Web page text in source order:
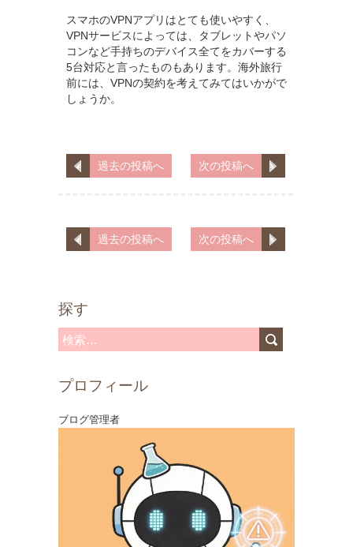
スマホのVPNアプリはとても使いやすく、
VPNサービスによっては、タブレットやパソ
コンなど手持ちのデバイス全てをカバーする
5台対応と言ったものもあります。海外旅行
前には、VPNの契約を考えてみてはいかがで
しょうか。
過去の投稿へ 次の投稿へ
過去の投稿へ 次の投稿へ
探す
検
:プロフィール
ブログ管理者